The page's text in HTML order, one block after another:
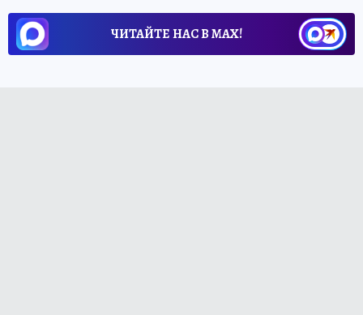
ЧИТАЙТЕ НАС В МАХ!